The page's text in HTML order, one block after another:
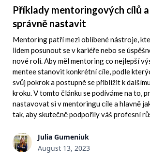
Příklady mentoringových cílů a
správně nastavit
Mentoring patří mezi oblíbené nástroje,
lidem posunout se v kariéře nebo se
nové roli. Aby měl mentoring co nejlepší
mentee stanovit konkrétní cíle, podle
svůj pokrok a postupně se přiblížit k
kroku. V tomto článku se podíváme na to,
nastavovat si v mentoringu cíle a hlavně
tak, aby skutečně podpořily váš profesní
Julia Gumeniuk
August 13, 2023